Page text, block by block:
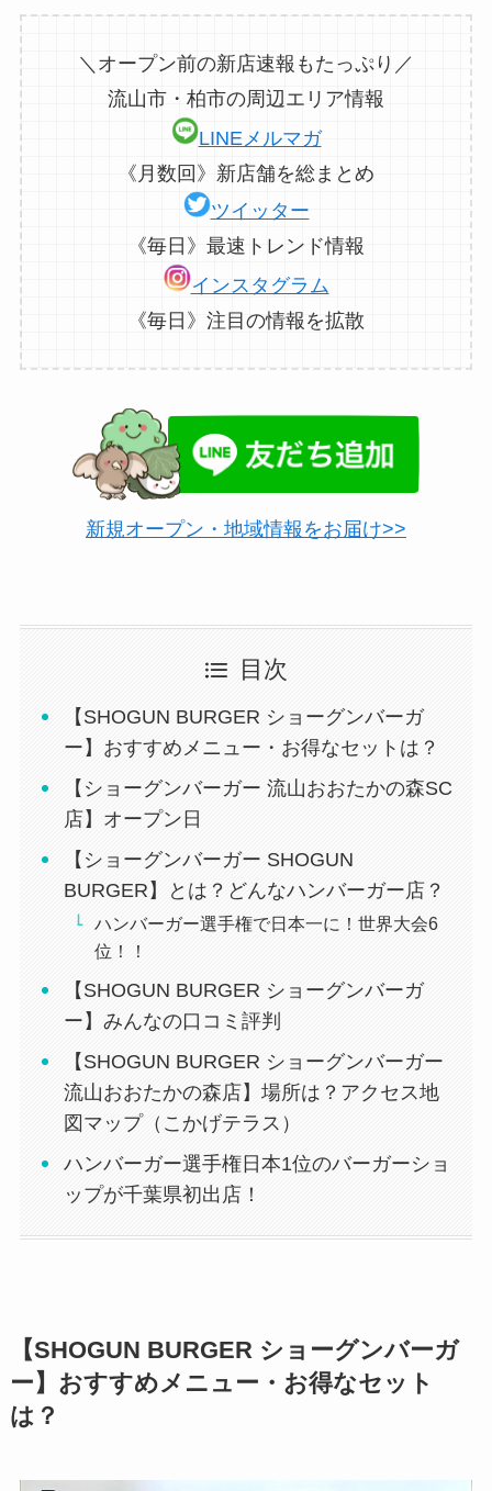
＼オープン前の新店速報もたっぷり／
流山市・柏市の周辺エリア情報
LINEメルマガ
《月数回》新店舗を総まとめ
ツイッター
《毎日》最速トレンド情報
インスタグラム
《毎日》注目の情報を拡散
新規オープン・地域情報をお届け>>
目次
【SHOGUN BURGER ショーグンバーガ
ー】おすすめメニュー・お得なセットは？
【ショーグンバーガー 流山おおたかの森SC
店】オープン日
【ショーグンバーガー SHOGUN
BURGER】とは？どんなハンバーガー店？
ハンバーガー選手権で日本一に！世界大会6
位！！
【SHOGUN BURGER ショーグンバーガ
ー】みんなの口コミ評判
【SHOGUN BURGER ショーグンバーガー
流山おおたかの森店】場所は？アクセス地
図マップ（こかげテラス）
ハンバーガー選手権日本1位のバーガーショ
ップが千葉県初出店！
【SHOGUN BURGER ショーグンバーガ
ー】おすすめメニュー・お得なセット
は？